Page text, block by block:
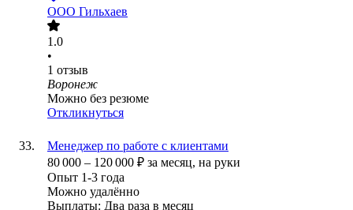
ООО Гильхаев
1.0
•
1 отзыв
Воронеж
Можно без резюме
Откликнуться
Менеджер по работе с клиентами
80 000 – 120 000 ₽ за месяц, на руки
Опыт 1-3 года
Можно удалённо
Выплаты: Два раза в месяц